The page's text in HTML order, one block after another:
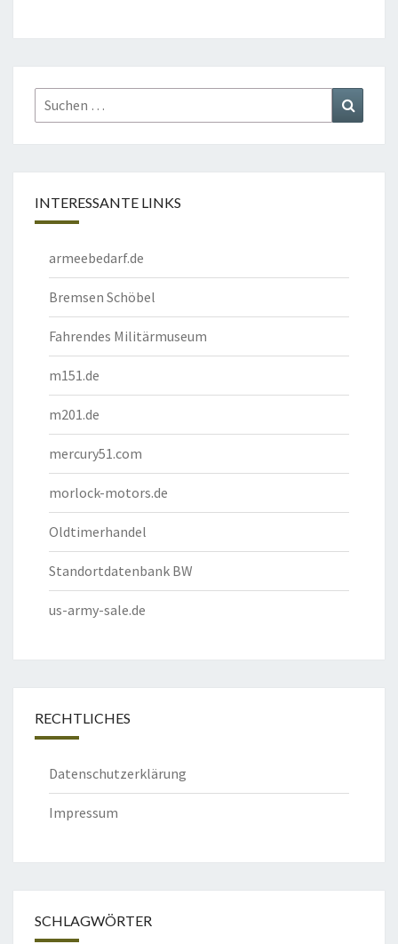
Suchen
nach:
INTERESSANTE LINKS
armeebedarf.de
Bremsen Schöbel
Fahrendes Militärmuseum
m151.de
m201.de
mercury51.com
morlock-motors.de
Oldtimerhandel
Standortdatenbank BW
us-army-sale.de
RECHTLICHES
Datenschutzerklärung
Impressum
SCHLAGWÖRTER